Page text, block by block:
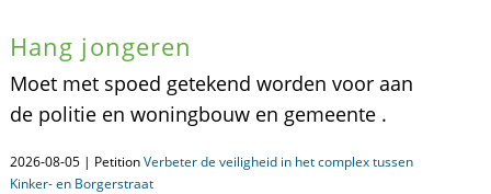
Hang jongeren
Moet met spoed getekend worden voor aan
de politie en woningbouw en gemeente .
2026-08-05 | PetitionVerbeter de veiligheid in het complex tussen
Kinker- en Borgerstraat